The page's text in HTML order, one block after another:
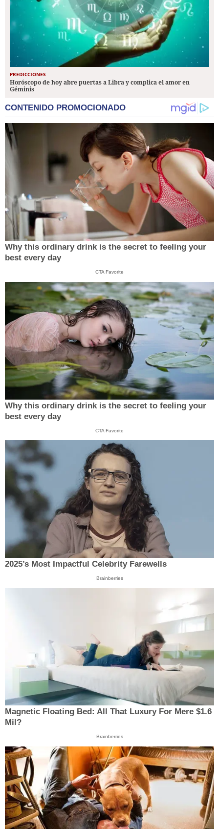
PREDICCIONES
Horóscopo de hoy abre puertas a Libra y complica el amor en
Géminis
CONTENIDO PROMOCIONADO
Why this ordinary drink is the secret to feeling your
best every day
CTA Favorite
Why this ordinary drink is the secret to feeling your
best every day
CTA Favorite
2025’s Most Impactful Celebrity Farewells
Brainberries
Magnetic Floating Bed: All That Luxury For Mere $1.6
Mil?
Brainberries